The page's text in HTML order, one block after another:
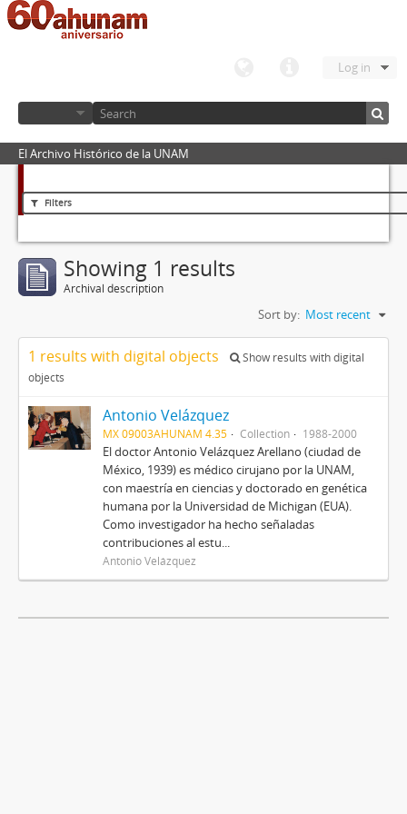
Log in
El Archivo Histórico de la UNAM
Filters
Showing 1 results
Archival description
Sort by: Most recent
1 results with digital objects
Show results with digital
objects
Antonio Velázquez
MX 09003AHUNAM 4.35 Collection 1988-2000
El doctor Antonio Velázquez Arellano (ciudad de
México, 1939) es médico cirujano por la UNAM,
con maestría en ciencias y doctorado en genética
humana por la Universidad de Michigan (EUA).
Como investigador ha hecho señaladas
contribuciones al estu...
Antonio Velázquez